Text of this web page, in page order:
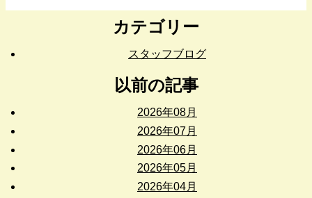
カテゴリー
スタッフブログ
以前の記事
2026年08月
2026年07月
2026年06月
2026年05月
2026年04月